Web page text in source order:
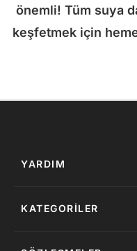
önemli! Tüm suya
keşfetmek için
YARDIM
İletişim
KATEGORILER